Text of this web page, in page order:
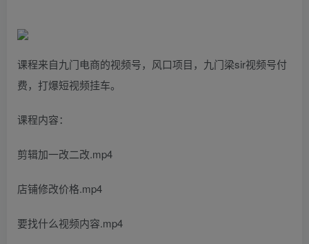
课程来自九门电商的视频号，风口项目，九门梁sir视频号付
费，打爆短视频挂车。
课程内容：
剪辑加一改二改.mp4
店铺修改价格.mp4
要找什么视频内容.mp4